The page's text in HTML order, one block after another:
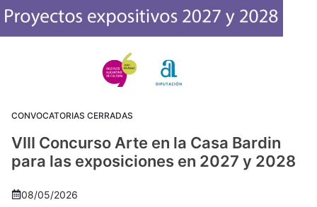
CONVOCATORIAS CERRADAS
VIII Concurso Arte en la Casa Bardin
para las exposiciones en 2027 y 2028
08/05/2026